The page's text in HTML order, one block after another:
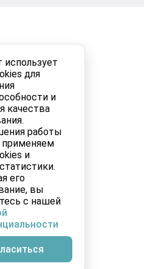
использует
для
и
качества
работы
и
его
вы
с нашей